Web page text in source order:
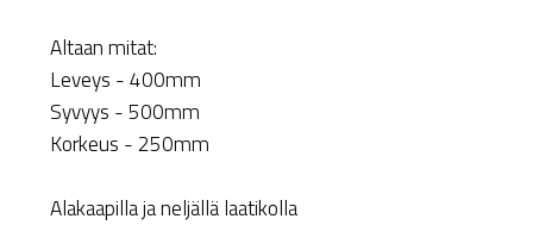
Altaan mitat:
Leveys - 400mm
Syvyys - 500mm
Korkeus - 250mm
Alakaapilla ja neljällä laatikolla